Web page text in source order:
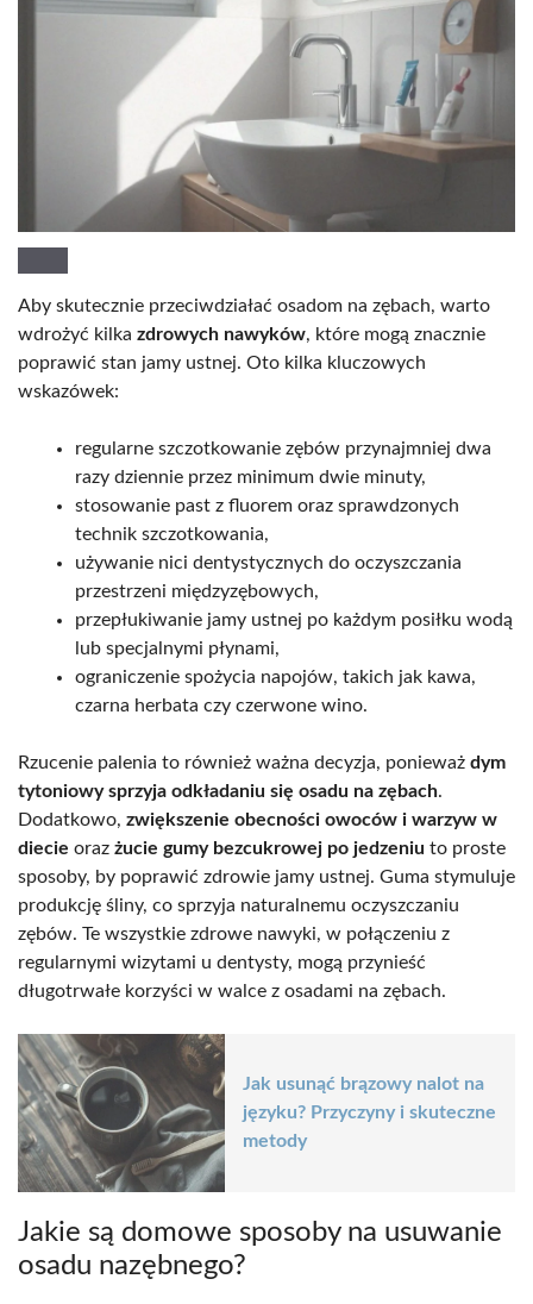
Aby skutecznie przeciwdziałać osadom na zębach, warto
wdrożyć kilka zdrowych nawyków, które mogą znacznie
poprawić stan jamy ustnej. Oto kilka kluczowych
wskazówek:
regularne szczotkowanie zębów przynajmniej dwa
razy dziennie przez minimum dwie minuty,
stosowanie past z fluorem oraz sprawdzonych
technik szczotkowania,
używanie nici dentystycznych do oczyszczania
przestrzeni międzyzębowych,
przepłukiwanie jamy ustnej po każdym posiłku wodą
lub specjalnymi płynami,
ograniczenie spożycia napojów, takich jak kawa,
czarna herbata czy czerwone wino.
Rzucenie palenia to również ważna decyzja, ponieważ dym
tytoniowy sprzyja odkładaniu się osadu na zębach.
Dodatkowo, zwiększenie obecności owoców i warzyw w
diecie oraz żucie gumy bezcukrowej po jedzeniu to proste
sposoby, by poprawić zdrowie jamy ustnej. Guma stymuluje
produkcję śliny, co sprzyja naturalnemu oczyszczaniu
zębów. Te wszystkie zdrowe nawyki, w połączeniu z
regularnymi wizytami u dentysty, mogą przynieść
długotrwałe korzyści w walce z osadami na zębach.
Jak usunąć brązowy nalot na
języku? Przyczyny i skuteczne
metody
Jakie są domowe sposoby na usuwanie
osadu nazębnego?